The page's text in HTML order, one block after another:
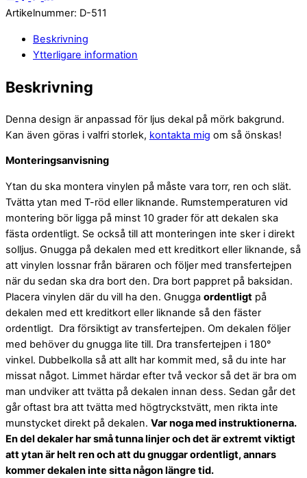
Artikelnummer: D-511
Beskrivning
Ytterligare information
Beskrivning
Denna design är anpassad för ljus dekal på mörk bakgrund.
Kan även göras i valfri storlek, kontakta mig om så önskas!
Monteringsanvisning
Ytan du ska montera vinylen på måste vara torr, ren och slät.
Tvätta ytan med T-röd eller liknande. Rumstemperaturen vid
montering bör ligga på minst 10 grader för att dekalen ska
fästa ordentligt. Se också till att monteringen inte sker i direkt
solljus. Gnugga på dekalen med ett kreditkort eller liknande, så
att vinylen lossnar från bäraren och följer med transfertejpen
när du sedan ska dra bort den. Dra bort pappret på baksidan.
Placera vinylen där du vill ha den. Gnugga ordentligt på
dekalen med ett kreditkort eller liknande så den fäster
ordentligt. Dra försiktigt av transfertejpen. Om dekalen följer
med behöver du gnugga lite till. Dra transfertejpen i 180°
vinkel. Dubbelkolla så att allt har kommit med, så du inte har
missat något. Limmet härdar efter två veckor så det är bra om
man undviker att tvätta på dekalen innan dess. Sedan går det
går oftast bra att tvätta med högtryckstvätt, men rikta inte
munstycket direkt på dekalen. Var noga med instruktionerna.
En del dekaler har små tunna linjer och det är extremt viktigt
att ytan är helt ren och att du gnuggar ordentligt, annars
kommer dekalen inte sitta någon längre tid.